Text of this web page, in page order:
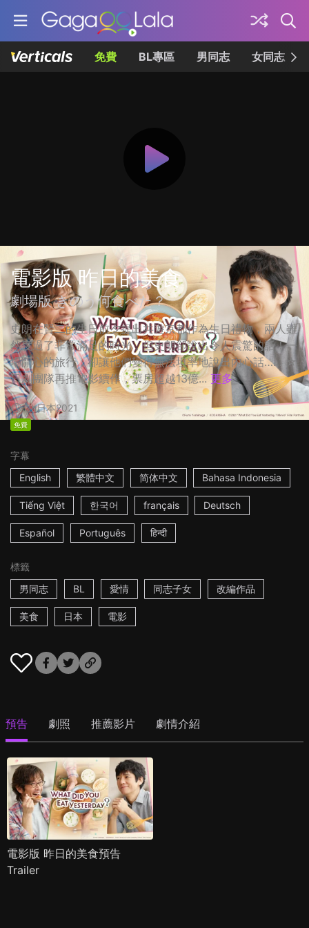
免費 BL專區 男同志 女同志
電影版 昨日的美食
劇場版 きのう何食べた？
史朗在賢二的生日前夕提出共遊京都作為生日禮物，兩人雖
然度過了非常滿足的時光，但史朗卻說出令人震驚的話！一
場開心的旅行，卻讓他們變得無法坦率地說出內心話…… ☆
日劇團隊再推電影續作，票房超越13億... 更多
2h日本2021
免費
字幕
English
繁體中文 简体中文 Bahasa Indonesia
Tiếng Việt 한국어 français Deutsch
Español Português हिन्दी
標籤
男同志
BL 愛情 同志子女 改編作品
美食 日本 電影
預告 劇照 推薦影片 劇情介紹
電影版 昨日的美食預告
Trailer